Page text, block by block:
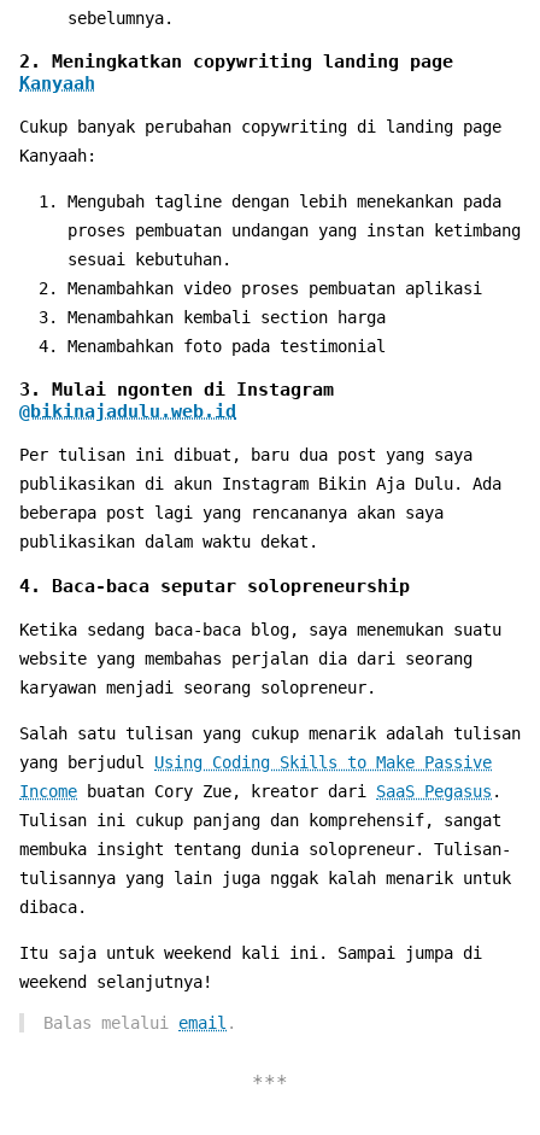
sebelumnya.
2. Meningkatkan copywriting landing page
Kanyaah
Cukup banyak perubahan copywriting di landing page
Kanyaah:
Mengubah tagline dengan lebih menekankan pada
proses pembuatan undangan yang instan ketimbang
sesuai kebutuhan.
Menambahkan video proses pembuatan aplikasi
Menambahkan kembali section harga
Menambahkan foto pada testimonial
3. Mulai ngonten di Instagram
@bikinajadulu.web.id
Per tulisan ini dibuat, baru dua post yang saya
publikasikan di akun Instagram Bikin Aja Dulu. Ada
beberapa post lagi yang rencananya akan saya
publikasikan dalam waktu dekat.
4. Baca-baca seputar solopreneurship
Ketika sedang baca-baca blog, saya menemukan suatu
website yang membahas perjalan dia dari seorang
karyawan menjadi seorang solopreneur.
Salah satu tulisan yang cukup menarik adalah tulisan
yang berjudul Using Coding Skills to Make Passive
Income buatan Cory Zue, kreator dari SaaS Pegasus .
Tulisan ini cukup panjang dan komprehensif, sangat
membuka insight tentang dunia solopreneur. Tulisan-
tulisannya yang lain juga nggak kalah menarik untuk
dibaca.
Itu saja untuk weekend kali ini. Sampai jumpa di
weekend selanjutnya!
Balas melalui email .